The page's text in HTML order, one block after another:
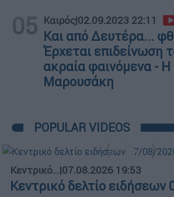
05 Καιρός|02.09.2023 22:11
Και από Δευτέρα...
Έρχεται επιδείνωση
ακραία φαινόμενα -
Μαρουσάκη
POPULAR VIDEOS
Κεντρικό...|07.08.2026 19:53
Κεντρικό δελτίο ειδήσεων